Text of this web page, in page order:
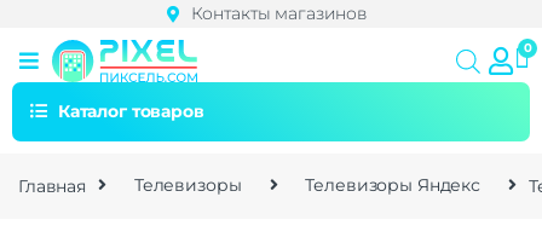
Контакты магазинов
Каталог товаров
Главная Телевизоры Телевизоры Яндекс